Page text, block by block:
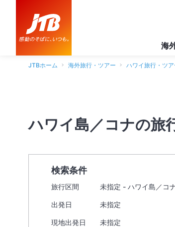
海
JTBホーム 海外旅行・ツアー ハワイ旅行・ツ
ハワイ島／コナの旅
検索条件
旅行区間 未指定 - ハワイ島／コ
出発日 未指定
現地出発日 未指定